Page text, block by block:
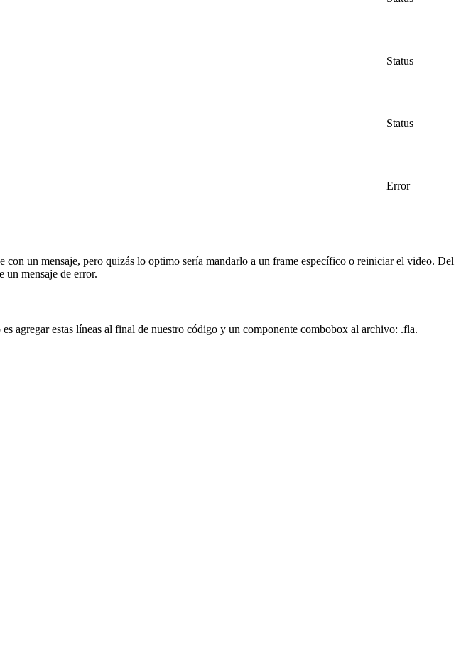
Status
Status
Error
con un mensaje, pero quizás lo optimo sería mandarlo a un frame específico o reiniciar el video. Del
mensaje de error.
agregar estas líneas al final de nuestro código y un componente combobox al archivo: .fla.